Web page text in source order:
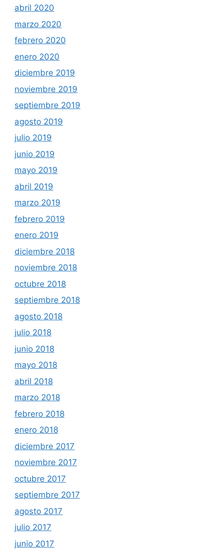
abril 2020
marzo 2020
febrero 2020
enero 2020
diciembre 2019
noviembre 2019
septiembre 2019
agosto 2019
julio 2019
junio 2019
mayo 2019
abril 2019
marzo 2019
febrero 2019
enero 2019
diciembre 2018
noviembre 2018
octubre 2018
septiembre 2018
agosto 2018
julio 2018
junio 2018
mayo 2018
abril 2018
marzo 2018
febrero 2018
enero 2018
diciembre 2017
noviembre 2017
octubre 2017
septiembre 2017
agosto 2017
julio 2017
junio 2017